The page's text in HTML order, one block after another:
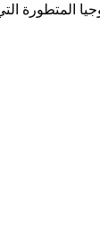
المتطورة